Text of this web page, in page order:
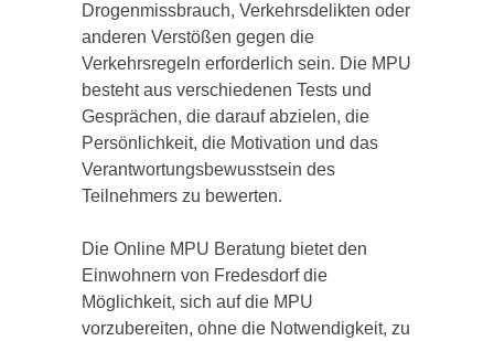
Drogenmissbrauch, Verkehrsdelikten oder
anderen Verstößen gegen die
Verkehrsregeln erforderlich sein. Die MPU
besteht aus verschiedenen Tests und
Gesprächen, die darauf abzielen, die
Persönlichkeit, die Motivation und das
Verantwortungsbewusstsein des
Teilnehmers zu bewerten.
Die Online MPU Beratung bietet den
Einwohnern von Fredesdorf die
Möglichkeit, sich auf die MPU
vorzubereiten, ohne die Notwendigkeit, zu